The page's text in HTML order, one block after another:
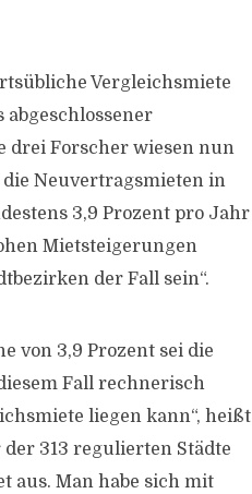
Vergleichsmiete
drei Forscher wiesen nun
Neuvertragsmieten in
3,9 Prozent pro Jahr
Mietsteigerungen
der Fall sein“.
von 3,9 Prozent sei die
Fall rechnerisch
liegen kann“, heißt
313 regulierten Städte
aus. Man habe sich mit